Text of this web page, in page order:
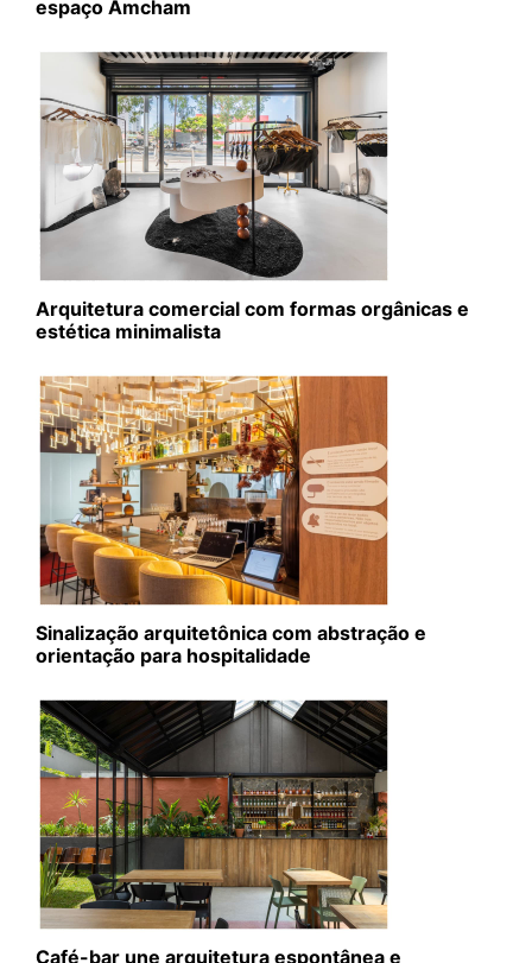
espaço Amcham
Arquitetura comercial com formas orgânicas e
estética minimalista
Sinalização arquitetônica com abstração e
orientação para hospitalidade
Café-bar une arquitetura espontânea e